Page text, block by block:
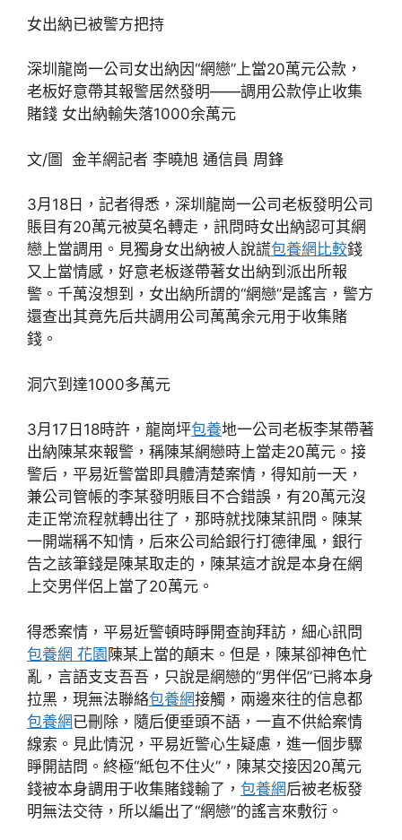
女出納已被警方把持
深圳龍崗一公司女出納因“網戀”上當20萬元公款，
老板好意帶其報警居然發明——調用公款停止收集
賭錢 女出納輸失落1000余萬元
文/圖 金羊網記者 李曉旭 通信員 周鋒
3月18日，記者得悉，深圳龍崗一公司老板發明公司
賬目有20萬元被莫名轉走，訊問時女出納認可其網
戀上當調用。見獨身女出納被人說謊包養網比較錢
又上當情感，好意老板遂帶著女出納到派出所報
警。千萬沒想到，女出納所謂的“網戀”是謠言，警方
還查出其竟先后共調用公司萬萬余元用于收集賭
錢。
洞穴到達1000多萬元
3月17日18時許，龍崗坪包養地一公司老板李某帶著
出納陳某來報警，稱陳某網戀時上當走20萬元。接
警后，平易近警當即具體清楚案情，得知前一天，
兼公司管帳的李某發明賬目不合錯誤，有20萬元沒
走正常流程就轉出往了，那時就找陳某訊問。陳某
一開端稱不知情，后來公司給銀行打德律風，銀行
告之該筆錢是陳某取走的，陳某這才說是本身在網
上交男伴侶上當了20萬元。
得悉案情，平易近警頓時睜開查詢拜訪，細心訊問
包養網 花園 陳某上當的顛末。但是，陳某卻神色忙
亂，言語支支吾吾，只說是網戀的“男伴侶”已將本身
拉黑，現無法聯絡包養網接觸，兩邊來往的信息都
包養網已刪除，隨后便垂頭不語，一直不供給案情
線索。見此情況，平易近警心生疑慮，進一個步驟
睜開詰問。終極“紙包不住火”，陳某交接因20萬元
錢被本身調用于收集賭錢輸了， 包養網后被老板發
明無法交待，所以編出了“網戀”的謠言來敷衍。